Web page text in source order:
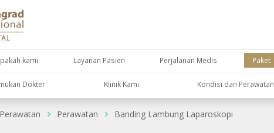
kami Layanan Pasien Perjalanan Medis Paket
Dokter KIinik Kami Kondisi dan Perawatan
Perawatan Banding Lambung Laparoskopi